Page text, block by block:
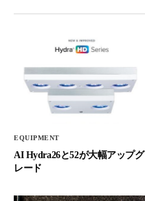
EQUIPMENT
AI Hydra26と52が大幅アップグ
レード